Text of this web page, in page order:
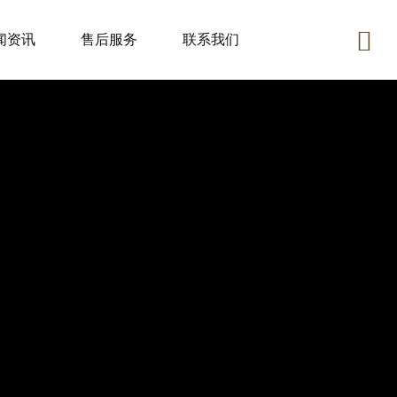
资讯 售后服务 联系我们